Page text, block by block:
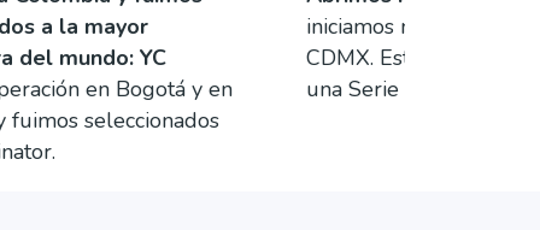
a la mayor
del mundo: YC
en Bogotá y en
fuimos seleccionados
iniciamos nuestra
CDMX. Este año
una Serie A de USD